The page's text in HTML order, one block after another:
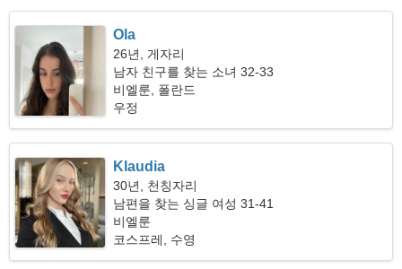
Ola
26년, 게자리
남자 친구를 찾는 소녀 32-33
비엘룬, 폴란드
우정
Klaudia
30년, 천칭자리
남편을 찾는 싱글 여성 31-41
비엘룬
코스프레, 수영